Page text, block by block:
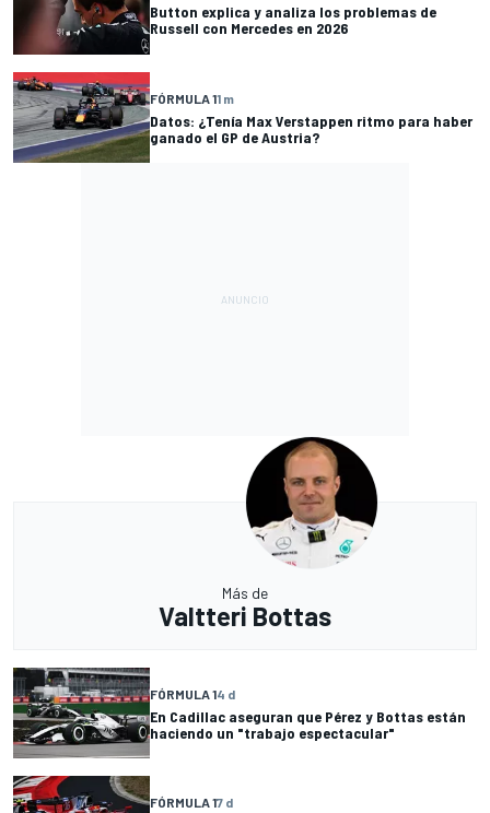
Button explica y analiza los problemas de
Russell con Mercedes en 2026
FÓRMULA 11 m
Datos: ¿Tenía Max Verstappen ritmo para haber
ganado el GP de Austria?
Más de
Valtteri Bottas
FÓRMULA 14 d
En Cadillac aseguran que Pérez y Bottas están
haciendo un "trabajo espectacular"
FÓRMULA 17 d